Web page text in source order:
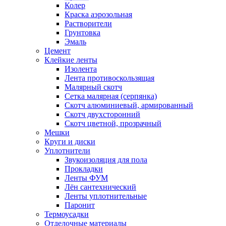
Колер
Краска аэрозольная
Растворители
Грунтовка
Эмаль
Цемент
Клейкие ленты
Изолента
Лента противоскользящая
Малярный скотч
Сетка малярная (серпянка)
Скотч алюминиевый, армированный
Скотч двухсторонний
Скотч цветной, прозрачный
Мешки
Круги и диски
Уплотнители
Звукоизоляция для пола
Прокладки
Ленты ФУМ
Лён сантехнический
Ленты уплотнительные
Паронит
Термоусадки
Отделочные материалы